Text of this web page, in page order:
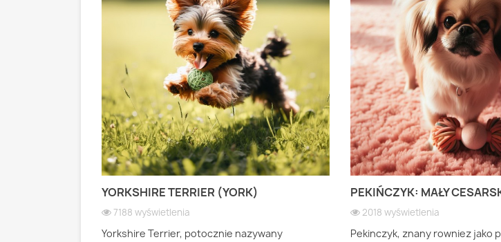
YORKSHIRE TERRIER (YORK)
7188 wyświetlenia
Yorkshire Terrier, potocznie nazywany
PEKIŃCZYK: MAŁY
2018 wyświetlenia
Pekinczyk, znany rowniez jako